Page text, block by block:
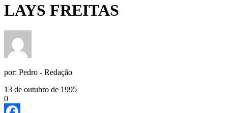
LAYS FREITAS
por: Pedro - Redação
13 de outubro de 1995
0